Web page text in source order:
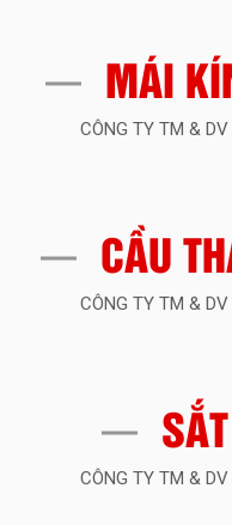
MÁI
CÔNG TY TM &
CẦU
CÔNG TY TM &
CÔNG TY TM &